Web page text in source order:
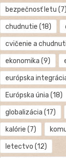
bezpečnosť letu (7)
chudnutie (18)
cvičenie a
ekonomika (9)
európska
Európska únia (18)
globalizácia (17)
kalórie (7)
letectvo (12)